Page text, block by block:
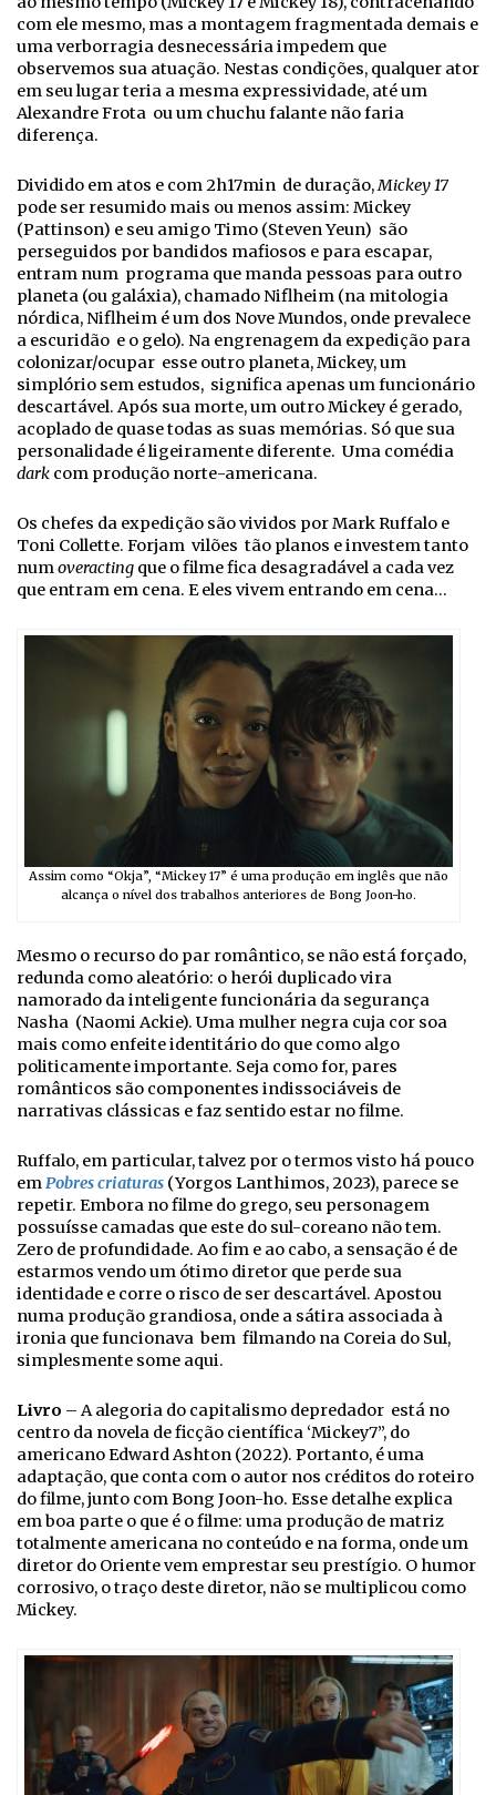
com ele mesmo, mas a montagem fragmentada demais e
uma verborragia desnecessária impedem que
observemos sua atuação. Nestas condições, qualquer ator
em seu lugar teria a mesma expressividade, até um
Alexandre Frota ou um chuchu falante não faria
diferença.
Dividido em atos e com 2h17min de duração,Mickey 17
pode ser resumido mais ou menos assim: Mickey
(Pattinson) e seu amigo Timo (Steven Yeun) são
perseguidos por bandidos mafiosos e para escapar,
entram num programa que manda pessoas para outro
planeta (ou galáxia), chamado Niflheim (na mitologia
nórdica, Niflheim é um dos Nove Mundos, onde prevalece
a escuridão e o gelo). Na engrenagem da expedição para
colonizar/ocupar esse outro planeta, Mickey, um
simplório sem estudos, significa apenas um funcionário
descartável. Após sua morte, um outro Mickey é gerado,
acoplado de quase todas as suas memórias. Só que sua
personalidade é ligeiramente diferente. Uma comédia
dark com produção norte-americana.
Os chefes da expedição são vividos por Mark Ruffalo e
Toni Collette. Forjam vilões tão planos e investem tanto
numoveracting que o filme fica desagradável a cada vez
que entram em cena. E eles vivem entrando em cena…
Assim como “Okja”, “Mickey 17” é uma produção em inglês que não
alcança o nível dos trabalhos anteriores de Bong Joon-ho.
Mesmo o recurso do par romântico, se não está forçado,
redunda como aleatório: o herói duplicado vira
namorado da inteligente funcionária da segurança
Nasha (Naomi Ackie). Uma mulher negra cuja cor soa
mais como enfeite identitário do que como algo
politicamente importante. Seja como for, pares
românticos são componentes indissociáveis de
narrativas clássicas e faz sentido estar no filme.
Ruffalo, em particular, talvez por o termos visto há pouco
emPobres criaturas (Yorgos Lanthimos, 2023), parece se
repetir. Embora no filme do grego, seu personagem
possuísse camadas que este do sul-coreano não tem.
Zero de profundidade. Ao fim e ao cabo, a sensação é de
estarmos vendo um ótimo diretor que perde sua
identidade e corre o risco de ser descartável. Apostou
numa produção grandiosa, onde a sátira associada à
ironia que funcionava bem filmando na Coreia do Sul,
simplesmente some aqui.
Livro – A alegoria do capitalismo depredador está no
centro da novela de ficção científica ‘Mickey7”, do
americano Edward Ashton (2022). Portanto, é uma
adaptação, que conta com o autor nos créditos do roteiro
do filme, junto com Bong Joon-ho. Esse detalhe explica
em boa parte o que é o filme: uma produção de matriz
totalmente americana no conteúdo e na forma, onde um
diretor do Oriente vem emprestar seu prestígio. O humor
corrosivo, o traço deste diretor, não se multiplicou como
Mickey.